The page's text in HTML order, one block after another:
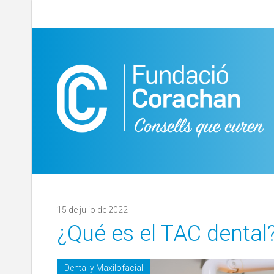
15 de julio de 2022
¿Qué es el TAC
Dental y Maxilofacial